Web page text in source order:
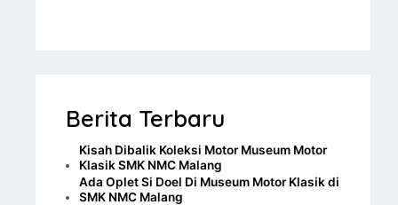
Berita Terbaru
Kisah Dibalik Koleksi Motor Museum Motor
Klasik SMK NMC Malang
Ada Oplet Si Doel Di Museum Motor Klasik di
SMK NMC Malang